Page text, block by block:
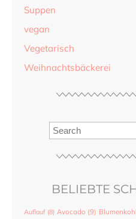
Suppen
vegan
Vegetarisch
Weihnachtsbäckerei
BELIEBTE
Auflauf (8) Avocado (9) Blumenkohl